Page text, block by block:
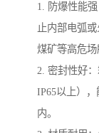
1. 防爆性能
止内部电弧
煤矿等高危场
2. 密封性好
IP65以上）
内。